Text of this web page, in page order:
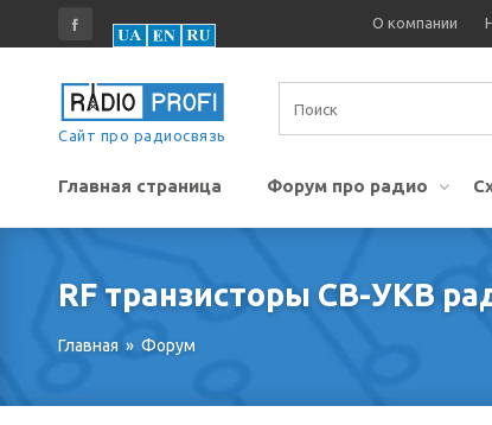
О компании
Сайт про радиосвязь
Главная страница Форум про радио
RF транзисторы СВ-УКВ
Главная » Форум